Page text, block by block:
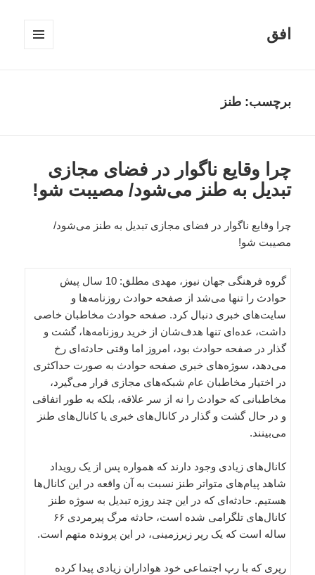
افق
برچسب:طنز
چرا وقایع ناگوار در فضای مجازی
تبدیل به طنز می‌شود/ مصیبت شو!
چرا وقایع ناگوار در فضای مجازی تبدیل به طنز می‌شود/
مصیبت شو!
گروه فرهنگی جهان نیوز، مهدی مطلق: 10 سال پیش
حوادث را تنها می‌شد از صفحه حوادث روزنامه‌ها و
سایت‌های خبری دنبال کرد. صفحه حوادث مخاطبان خاصی
داشت، عده‌ای تنها هدف‌شان از خرید روزنامه‌ها، گشت و
گذار در صفحه حوادث بود، امروز اما وقتی حادثه‌ای رخ
می‌دهد، سوژه‌های خبری صفحه حوادث به صورت حداکثری
در اختیار مخاطبان عام شبکه‌های مجازی قرار می‌گیرد،
مخاطبانی که حوادث را نه از سر علاقه، بلکه به طور اتفاقی
و در حال گشت و گذار در کانال‌های خبری یا کانال‌های طنز
می‌بینند.
کانال‌های زیادی وجود دارند که همواره پس از یک رویداد
شاهد پیام‌های متواتر طنز نسبت به آن واقعه در این کانال‌ها
هستیم. حادثه‌ای که در این چند روزه تبدیل به سوژه طنز
کانال‌های تلگرامی شده است، حادثه مرگ پیرمردی ۶۶
ساله است که یک رپر زیرزمینی، در این پرونده متهم است.
رپری که با رپ اجتماعی خود هواداران زیادی پیدا کرده